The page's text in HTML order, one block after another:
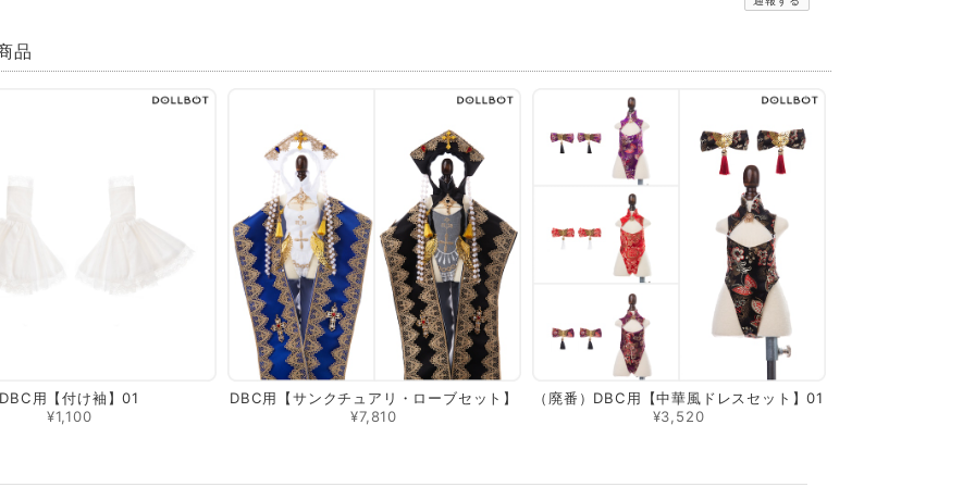
品
DBC用【付け袖】01
¥1,100
DBC用【サンクチュアリ・ローブセット】
¥7,810
（廃番）DBC用【中華風ドレスセット】01
¥3,520